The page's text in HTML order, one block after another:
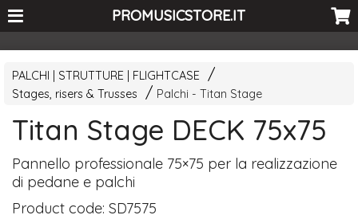
<-- Curio's GSC -->PROMUSICSTORE.IT
PALCHI | STRUTTURE | FLIGHTCASE
Stages, risers & Trusses
Palchi - Titan Stage
Titan Stage DECK 75x75
Pannello professionale 75×75 per la realizzazione
di pedane e palchi
Product code:SD7575